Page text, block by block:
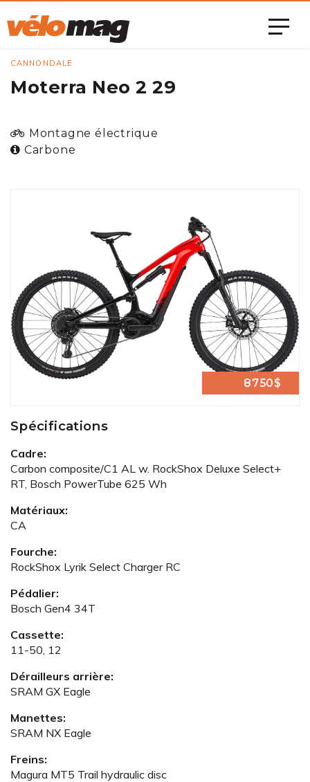
CANNONDALE
Moterra Neo 2 29
Montagne électrique
Carbone
8750$
Spécifications
Cadre:
Carbon composite/C1 AL w. RockShox Deluxe Select+
RT, Bosch PowerTube 625 Wh
Matériaux:
CA
Fourche:
RockShox Lyrik Select Charger RC
Pédalier:
Bosch Gen4 34T
Cassette:
11-50, 12
Dérailleurs arrière:
SRAM GX Eagle
Manettes:
SRAM NX Eagle
Freins:
Magura MT5 Trail hydraulic disc